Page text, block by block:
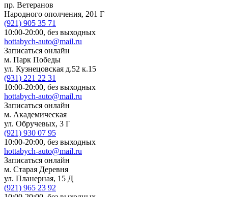
пр. Ветеранов
Народного ополчения, 201 Г
(921) 905 35 71
10:00-20:00, без выходных
hottabych-auto@mail.ru
Записаться онлайн
м. Парк Победы
ул. Кузнецовская д.52 к.15
(931) 221 22 31
10:00-20:00, без выходных
hottabych-auto@mail.ru
Записаться онлайн
м. Академическая
ул. Обручевых, 3 Г
(921) 930 07 95
10:00-20:00, без выходных
hottabych-auto@mail.ru
Записаться онлайн
м. Старая Деревня
ул. Планерная, 15 Д
(921) 965 23 92